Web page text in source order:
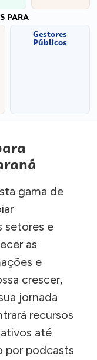
PARA
Gestores
Públicos
gama de
setores e
as
e
crescer,
jornada
recursos
até
por podcasts